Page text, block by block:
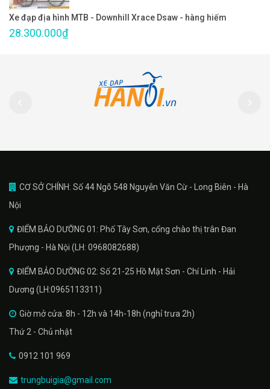
Xe đạp địa hình MTB - Downhill Xrace Dsaw - hàng hiếm
28.300.000₫
CƠ SỞ CHÍNH: Số 44 Ngõ 548 Nguyễn Văn Cừ - Long Biên - Hà
Nội
ĐIỂM BẢO DƯỠNG 01: Phố Tây Sơn, cổng chào thị trân Đan
Phượng - Hà Nội (LH: 0968082688)
ĐIỂM BẢO DƯỠNG 02: Số 21-25 Hồ Mặt Sơn - Chí Linh - Hải
Dương (LH:0965113311)
Giờ mở cửa: 8h - 12h và 14h-18h (nghỉ trưa 2h)
Thứ 2 - Chủ nhật
0912 101 969
trungbuigia@gmail.com